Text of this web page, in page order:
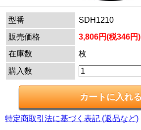
型番
SDH1210
販売価格
3,806円(税346円)
在庫数
枚
購入数
特定商取引法に基づく表記 (返品など)